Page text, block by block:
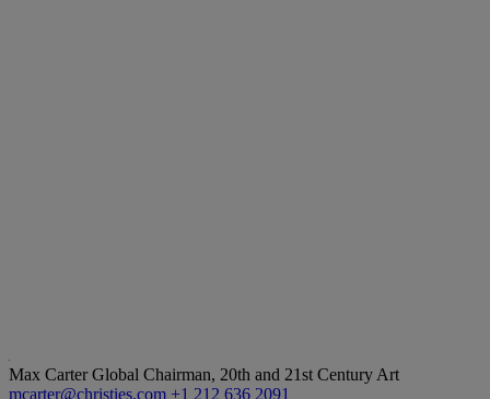
Max CarterGlobal Chairman, 20th and 21st Century Art
mcarter@christies.com +1 212 636 2091